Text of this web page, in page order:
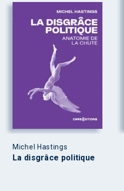
Michel Hastings
La disgrâce politique